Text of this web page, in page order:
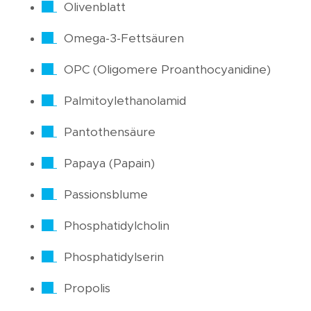
Olivenblatt
Omega-3-Fettsäuren
OPC (Oligomere Proanthocyanidine)
Palmitoylethanolamid
Pantothensäure
Papaya (Papain)
Passionsblume
Phosphatidylcholin
Phosphatidylserin
Propolis